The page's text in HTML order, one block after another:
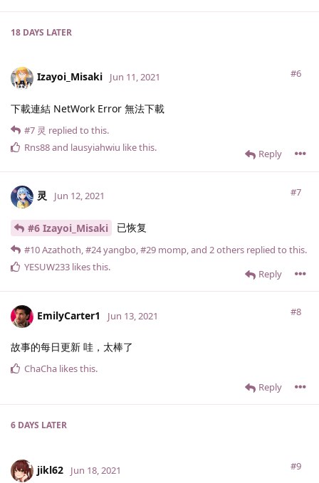
18 DAYS LATER
Izayoi_Misaki #6
Jun 11, 2021
下載連結 NetWork Error 無法下載
Reply
#7 灵 replied to this.
Rns88and lausyiahwiu like this.
灵 #7
Jun 12, 2021
#6 Izayoi_Misaki 已恢复
Reply
#10Azathoth,#24yangbo,#29 momp, and 2others replied to this.
YESUW233 likes this.
EmilyCarter1 #8
Jun 13, 2021
故事的每日更新 哇，太棒了
Reply
ChaCha likes this.
6 DAYS LATER
jikl62 #9
Jun 18, 2021